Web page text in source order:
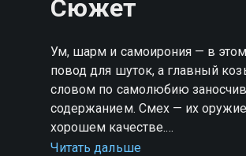
Сюжет
Ум, шарм и самоирония — в
повод для шуток, а главный
словом по самолюбию
содержанием. Смех — их
хорошем качестве.
Читать дальше